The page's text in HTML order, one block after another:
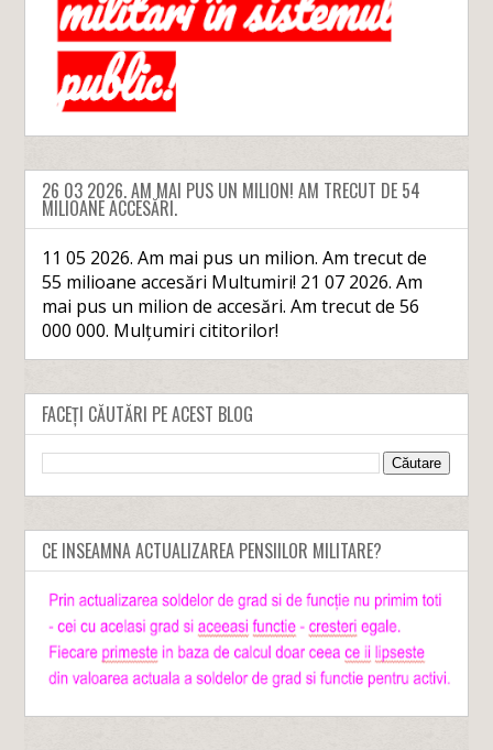
26 03 2026. AM MAI PUS UN MILION! AM TRECUT DE 54
MILIOANE ACCESĂRI.
11 05 2026. Am mai pus un milion. Am trecut de
55 milioane accesări Multumiri! 21 07 2026. Am
mai pus un milion de accesări. Am trecut de 56
000 000. Mulțumiri cititorilor!
FACEȚI CĂUTĂRI PE ACEST BLOG
CE INSEAMNA ACTUALIZAREA PENSIILOR MILITARE?